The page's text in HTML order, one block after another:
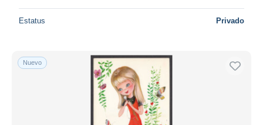
Estatus Privado
Nuevo